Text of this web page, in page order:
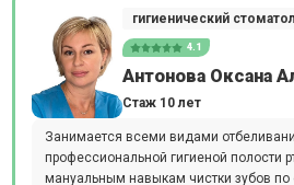
гигиенический
4.1
Антонова Оксана
Стаж 10 лет
Занимается всеми видами
профессиональной гигиеной полости
мануальным навыкам чистки зубов по